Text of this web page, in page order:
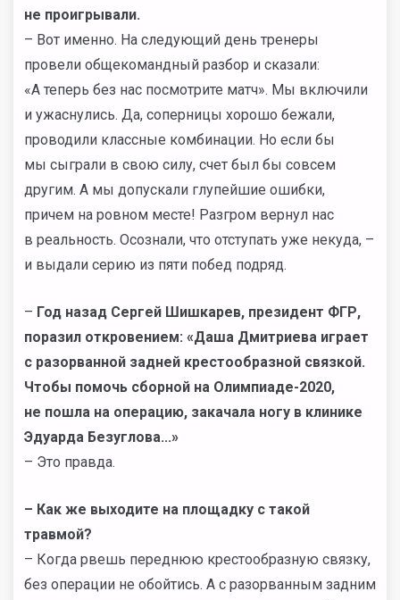
не проигрывали.
– Вот именно. На следующий день тренеры
провели общекомандный разбор и сказали:
«А теперь без нас посмотрите матч». Мы включили
и ужаснулись. Да, соперницы хорошо бежали,
проводили классные комбинации. Но если бы
мы сыграли в свою силу, счет был бы совсем
другим. А мы допускали глупейшие ошибки,
причем на ровном месте! Разгром вернул нас
в реальность. Осознали, что отступать уже некуда, –
и выдали серию из пяти побед подряд.
– Год назад Сергей Шишкарев, президент ФГР,
поразил откровением: «Даша Дмитриева играет
с разорванной задней крестообразной связкой.
Чтобы помочь сборной на Олимпиаде-2020,
не пошла на операцию, закачала ногу в клинике
Эдуарда Безуглова...»
– Это правда.
– Как же выходите на площадку с такой
травмой?
– Когда рвешь переднюю крестообразную связку,
без операции не обойтись. А с разорванным задним